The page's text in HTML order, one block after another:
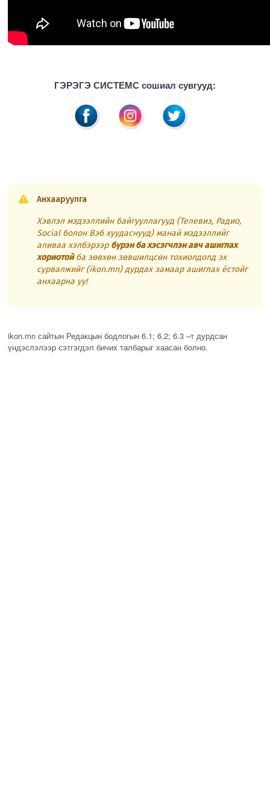
ГЭРЭГЭ СИСТЕМС сошиал сувгууд:
Анхааруулга
Хэвлэл мэдээллийн байгууллагууд (Телевиз, Радио,
Social болон Вэб хуудаснууд) манай мэдээллийг
аливаа хэлбэрээр бүрэн ба хэсэгчлэн авч ашиглах
хориотойба зөвхөн зөвшилцсөн тохиолдолд эх
сурвалжийг (ikon.mn) дурдах замаар ашиглах ёстойг
анхаарна уу!
ikon.mn сайтын Редакцын бодлогын 6.1; 6.2; 6.3 –т дурдсан
үндэслэлээр сэтгэгдэл бичих талбарыг хаасан болно.